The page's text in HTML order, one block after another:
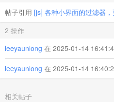
帖子引用 [js] 各种小界面的过滤器
2 操作
leeyaunlong 在 2025-01-14
leeyaunlong 在 2025-01-14
相关帖子